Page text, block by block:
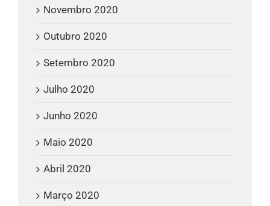
Novembro 2020
Outubro 2020
Setembro 2020
Julho 2020
Junho 2020
Maio 2020
Abril 2020
Março 2020